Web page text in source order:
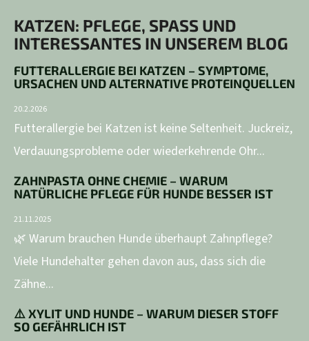
KATZEN: PFLEGE, SPASS UND I
NTERESSANTES IN UNSEREM BLOG
FUTTERALLERGIE BEI KATZEN – SYMPTOME,
URSACHEN UND ALTERNATIVE PROTEINQUELLEN
20.2.2026
Futterallergie bei Katzen ist keine Seltenheit. Juckreiz,
Verdauungsprobleme oder wiederkehrende Ohr...
ZAHNPASTA OHNE CHEMIE – WARUM
NATÜRLICHE PFLEGE FÜR HUNDE BESSER IST
21.11.2025
🌿 Warum brauchen Hunde überhaupt Zahnpflege?
Viele Hundehalter gehen davon aus, dass sich die
Zähne...
⚠️ XYLIT UND HUNDE – WARUM DIESER STOFF
SO GEFÄHRLICH IST